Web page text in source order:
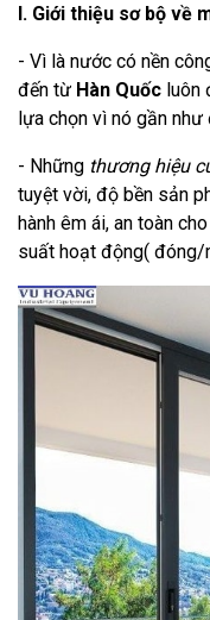
I. Giới thiệu sơ bộ về
- Vì là nước có nền
đến từ Hàn Quốc
lựa chọn vì nó gần
- Những thương hiệu
tuyệt vời, độ bền sản
hành êm ái, an toàn
suất hoạt động( đóng/